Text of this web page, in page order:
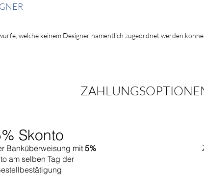
welche keinem Designer namentlich zugeordnet werden
Skonto
Banküberweisung mit 5%
am selben Tag der